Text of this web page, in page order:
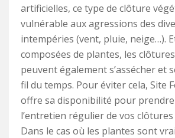
artificielles, ce type de clôture
vulnérable aux agressions des
intempéries (vent, pluie, neige…).
composées de plantes, les
peuvent également s’assécher et
fil du temps. Pour éviter cela, Site
offre sa disponibilité pour
l’entretien régulier de vos
Dans le cas où les plantes sont